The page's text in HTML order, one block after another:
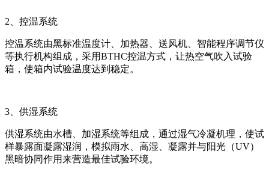
2、控温系统
控温系统由黑标准温度计、加热器、送风机、智能程序调节仪
等执行机构组成，采用BTHC控温方式，让热空气吹入试验
箱，使箱内试验温度达到稳定。
3、供湿系统
供湿系统由水槽、加湿系统等组成，通过湿气冷凝机理，使试
样暴露面凝露湿润，模拟雨水、高湿、凝露并与阳光（UV）
黑暗协同作用来营造最佳试验环境。